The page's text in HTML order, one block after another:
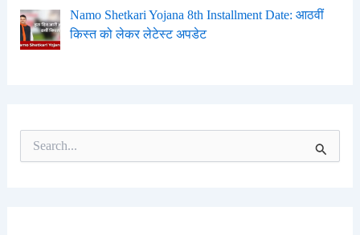
Namo Shetkari Yojana 8th Installment Date: आठवीं
किस्त को लेकर लेटेस्ट अपडेट